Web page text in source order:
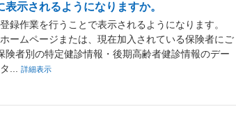
示されるようになりますか。
録作業を行うことで表示されるようになります。
ームページまたは、現在加入されている保険者にご
者別の特定健診情報・後期高齢者健診情報のデー
...
詳細表示